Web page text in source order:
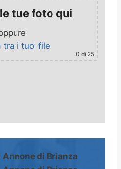
tue foto qui
tra i tuoi file
0 di 25
Annone di Brianza